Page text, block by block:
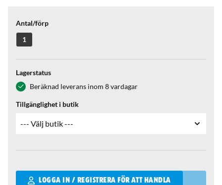
Antal/förp
1
Lagerstatus
Beräknad leverans inom 8 vardagar
Tillgänglighet i butik
LOGGA IN / REGISTRERA FÖR ATT HANDLA
Qantity